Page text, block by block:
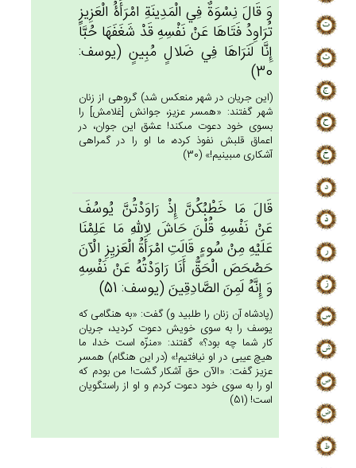
وَ قَال‌َ نِسْوَة‌ٌ فِي‌ الْمَدِينَة‌ِ امْرَأَۀُ الْعَزِيزِ
تُرَاوِدُ فَتَاهَا عَنْ‌ نَفْسِه‌ِ قَدْ شَغَفَهَا حُبَّاً
إِنَّا لَنَرَاهَا فِي‌ ضَلال‌ٍ مُبِين‌ٍ (يوسف:
30)
(اين جريان در شهر منعكس شد) گروهى از زنان
شهر گفتند: «همسر عزيز، جوانش [غلامش‏] را
بسوى خود دعوت مى‏كند! عشق اين جوان، در
اعماق قلبش نفوذ كرده، ما او را در گمراهى
آشكارى مى‏بينيم!» (30)
قَال‌َ مَا خَطْبُكُن‌َّ إِذْ رَاوَدْتُن‌َّ يُوسُف‌َ
عَنْ‌ نَفْسِه‌ِ قُلْن‌َ حَاش‌َ لِالله‌ِ مَا عَلِمْنَا
عَلَيْه‌ِ مِنْ‌ سُوءٍ قَالَت‌ِ امْرَأَة‌ُ الْعَزيِزِ الْآن‌َ
حَصْحَص‌َ الْحَق‌ُّ أَنَا رَاوَدْتُه‌ُ عَنْ‌ نَفْسِه‌ِ
وَ إِنَّه‌ُ لَمِن‌َ الصَّادِقِين‌َ (يوسف: 51)
(پادشاه آن زنان را طلبيد و) گفت: «به هنگامى كه
يوسف را به سوى خويش دعوت كرديد، جريان
كار شما چه بود؟» گفتند: «منزّه است خدا، ما
هيچ عيبى در او نيافتيم!» (در اين هنگام) همسر
عزيز گفت: «الآن حق آشكار گشت! من بودم كه
او را به سوى خود دعوت كردم و او از راستگويان
است! (51)